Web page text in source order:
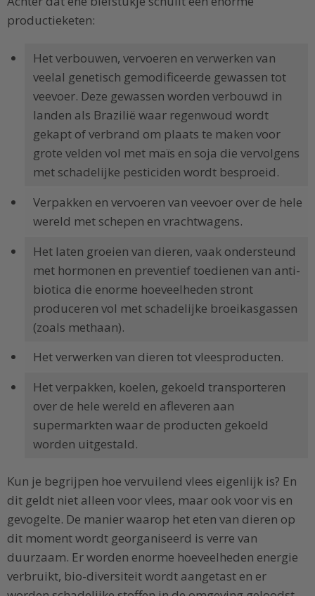
productieketen:
Het verbouwen, vervoeren en verwerken van
veelal genetisch gemodificeerde gewassen tot
veevoer. Deze gewassen worden verbouwd in
landen als Brazilië waar regenwoud wordt
gekapt of verbrand om plaats te maken voor
grote velden vol met maïs en soja die vervolgens
met schadelijke pesticiden wordt besproeid.
Verpakken en vervoeren van veevoer over de hele
wereld met schepen en vrachtwagens.
Het laten groeien van dieren, vaak ondersteund
met hormonen en preventief toedienen van anti-
biotica die enorme hoeveelheden stront
produceren vol met schadelijke broeikasgassen
(zoals methaan).
Het verwerken van dieren tot vleesproducten.
Het verpakken, koelen, gekoeld transporteren
over de hele wereld en afleveren aan
supermarkten waar de producten gekoeld
worden uitgestald.
Kun je begrijpen hoe vervuilend vlees eigenlijk is? En
dit geldt niet alleen voor vlees, maar ook voor vis en
gevogelte. De manier waarop het eten van dieren op
dit moment wordt georganiseerd is verre van
duurzaam. Er worden enorme hoeveelheden energie
verbruikt, bio-diversiteit wordt aangetast en er